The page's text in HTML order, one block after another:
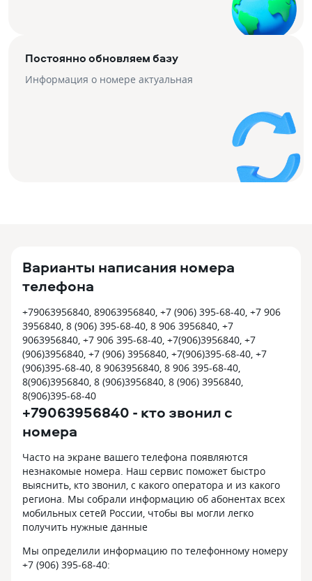
Постоянно обновляем базу
Информация о номере актуальная
Варианты написания номера
телефона
+79063956840, 89063956840, +7 (906) 395-68-40, +7 906
3956840, 8 (906) 395-68-40, 8 906 3956840, +7
9063956840, +7 906 395-68-40, +7(906)3956840, +7
(906)3956840, +7 (906) 3956840, +7(906)395-68-40, +7
(906)395-68-40, 8 9063956840, 8 906 395-68-40,
8(906)3956840, 8 (906)3956840, 8 (906) 3956840,
8(906)395-68-40
+79063956840 - кто звонил с
номера
Часто на экране вашего телефона появляются
незнакомые номера. Наш сервис поможет быстро
выяснить, кто звонил, с какого оператора и из какого
региона. Мы собрали информацию об абонентах всех
мобильных сетей России, чтобы вы могли легко
получить нужные данные
Мы определили информацию по телефонному номеру
+7 (906) 395-68-40: